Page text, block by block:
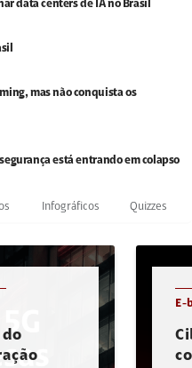
data centers de IA no Brasil
mas não conquista os
está entrando em colapso
Infográficos Quizzes
do
E-